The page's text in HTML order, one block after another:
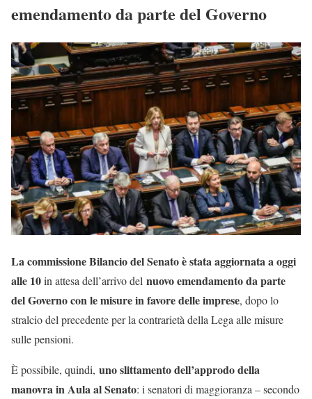
emendamento da parte del Governo
La commissione Bilancio del Senato è stata aggiornata a oggi
alle 10in attesa dell’arrivo del nuovo emendamento da parte
del Governo con le misure in favore delle imprese, dopo lo
stralcio del precedente per la contrarietà della Lega alle misure
sulle pensioni.
È possibile, quindi, uno slittamento dell’approdo della
manovra in Aula al Senato: i senatori di maggioranza – secondo